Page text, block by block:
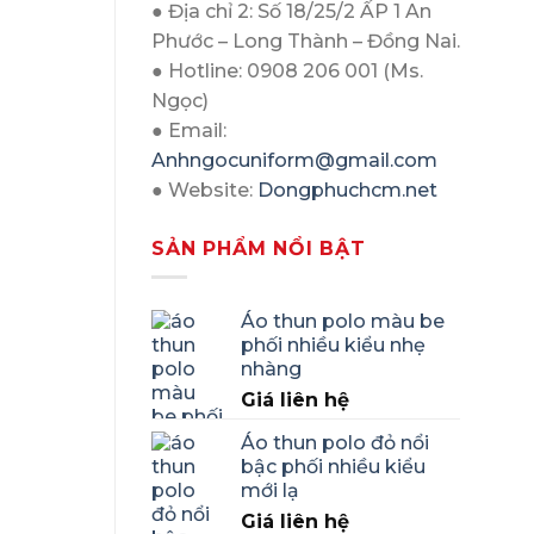
● Địa chỉ 2: Số 18/25/2 ẤP 1 An
Phước – Long Thành – Đồng Nai.
● Hotline: 0908 206 001 (Ms.
Ngọc)
● Email:
Anhngocuniform@gmail.com
● Website: Dongphuchcm.net
SẢN PHẨM NỔI BẬT
Áo thun polo màu be
phối nhiều kiểu nhẹ
nhàng
Giá liên hệ
Áo thun polo đỏ nổi
bậc phối nhiều kiểu
mới lạ
Giá liên hệ